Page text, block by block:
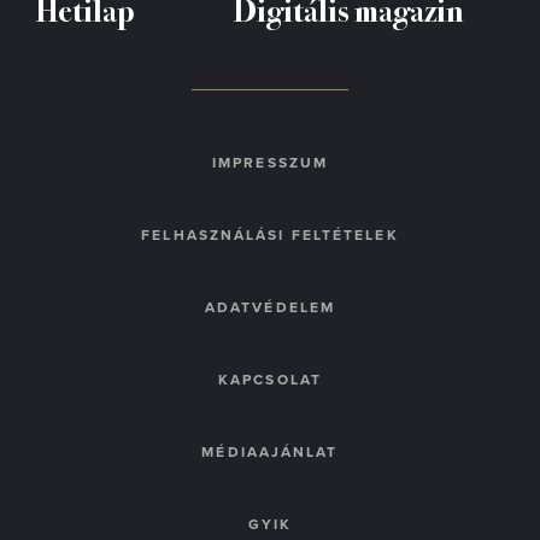
IMPRESSZUM
FELHASZNÁLÁSI FELTÉTELEK
ADATVÉDELEM
KAPCSOLAT
MÉDIAAJÁNLAT
GYIK